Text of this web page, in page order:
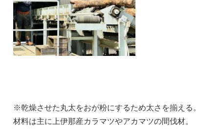
※乾燥させた丸太をおが粉にするため太さを揃える。
材料は主に上伊那産カラマツやアカマツの間伐材。